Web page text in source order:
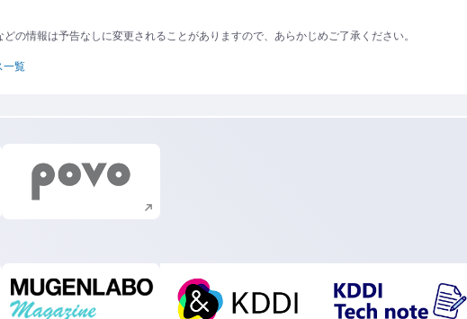
の情報は予告なしに変更されることがありますので、あらかじめご了承ください。
一覧
で開く 新規ウィンドウで開く
で開く 新規ウィンドウで開く 新規ウィンドウで開く 新規ウィン